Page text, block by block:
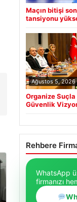
Maçın bitişi
tansiyonu
Ağustos 5, 2026
Organize Suçla
Güvenlik
Rehbere
WhatsApp
firmanızı